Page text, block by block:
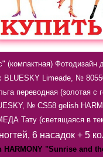
(компактная) Фотодизайн
BLUESKY Limeade, №
переводная (золотая с
№ CS58 gelish
Тату (светящаяся в
6 насадок + 5
HARMONY "Sunrise and